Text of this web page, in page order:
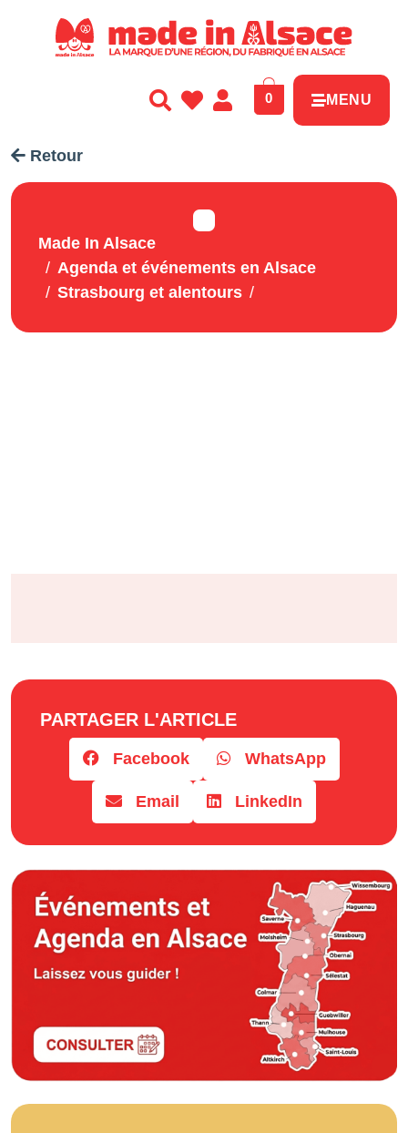
0 MENU
Retour
Made In Alsace
Agenda et événements en Alsace
Strasbourg et alentours
PARTAGER L'ARTICLE
Facebook WhatsApp
Email LinkedIn